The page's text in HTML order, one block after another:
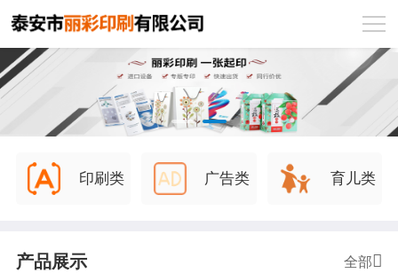
印刷类 广告类 育儿类
产品展示 全部